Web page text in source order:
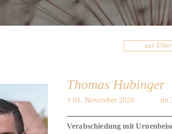
zur
im
† 01. November 2020
Thomas Hubinger
Verabschiedung mit